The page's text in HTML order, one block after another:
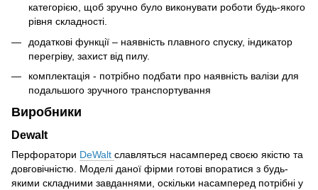
категорією, щоб зручно було виконувати роботи будь-якого
рівня складності.
додаткові функції – наявність плавного спуску, індикатор
перегріву, захист від пилу.
комплектація - потрібно подбати про наявність валізи для
подальшого зручного транспортування
Виробники
Dewalt
Перфоратори DeWalt славляться насамперед своєю якістю та
довговічністю. Моделі даної фірми готові впоратися з будь-
якими складними завданнями, оскільки насамперед потрібні у